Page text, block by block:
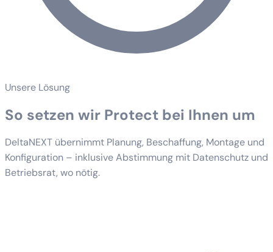
Unsere Lösung
So setzen wir Protect bei Ihnen um
DeltaNEXT übernimmt Planung, Beschaffung, Montage und
Konfiguration – inklusive Abstimmung mit Datenschutz und
Betriebsrat, wo nötig.